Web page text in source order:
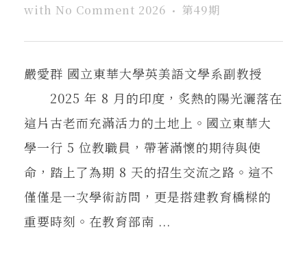
with No Comment 2026 第49期
嚴愛群 國立東華大學英美語文學系副教授
2025 年 8 月的印度，炙熱的陽光灑落在
這片古老而充滿活力的土地上。國立東華大
學一行 5 位教職員，帶著滿懷的期待與使
命，踏上了為期 8 天的招生交流之路。這不
僅僅是一次學術訪問，更是搭建教育橋樑的
重要時刻。在教育部南 ...